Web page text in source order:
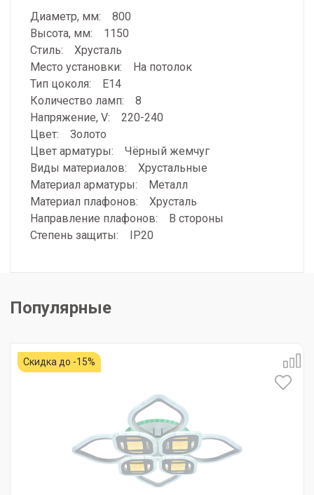
Диаметр, мм: 800
Высота, мм: 1150
Стиль: Хрусталь
Место установки: На потолок
Тип цоколя: Е14
Количество ламп: 8
Напряжение, V: 220-240
Цвет: Золото
Цвет арматуры: Чёрный жемчуг
Виды материалов: Хрустальные
Материал арматуры: Металл
Материал плафонов: Хрусталь
Направление плафонов: В стороны
Степень защиты: IP20
Популярные
Скидка до -15%